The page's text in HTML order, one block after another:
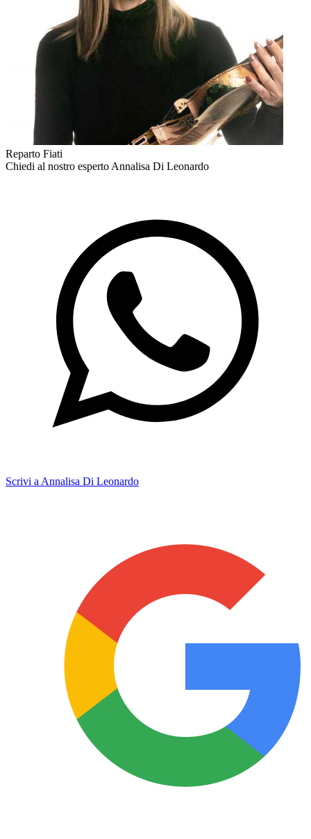
Reparto Fiati
Chiedi al nostro espertoAnnalisa Di Leonardo
Scrivi a Annalisa Di Leonardo